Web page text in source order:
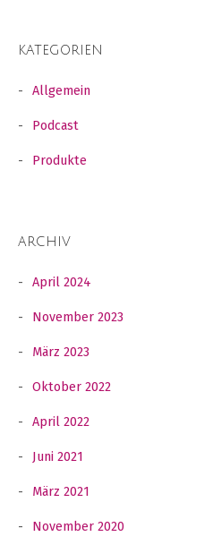
KATEGORIEN
Allgemein
Podcast
Produkte
ARCHIV
April 2024
November 2023
März 2023
Oktober 2022
April 2022
Juni 2021
März 2021
November 2020